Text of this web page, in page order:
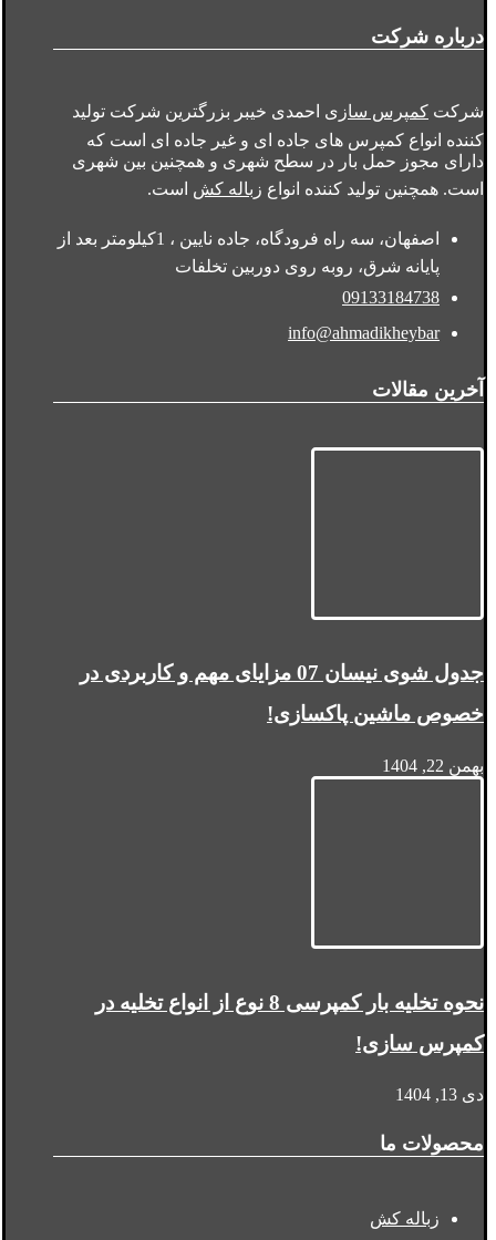
درباره شرکت
شرکت کمپرس سازی احمدی خیبر بزرگترین شرکت تولید
کننده انواع کمپرس های جاده ای و غیر جاده ای است که
دارای مجوز حمل بار در سطح شهری و همچنین بین شهری
است. همچنین تولید کننده انواع زباله کش است.
اصفهان، سه راه فرودگاه، جاده نایین ، 1کیلومتر بعد از
پایانه شرق، روبه روی دوربین تخلفات
09133184738
info@ahmadikheybar
آخرین مقالات
جدول شوی نیسان 07 مزایای مهم و کاربردی در
خصوص ماشین پاکسازی!
بهمن 22, 1404
نحوه تخلیه بار کمپرسی 8 نوع از انواع تخلیه در
کمپرس سازی!
دی 13, 1404
محصولات ما
زباله کش